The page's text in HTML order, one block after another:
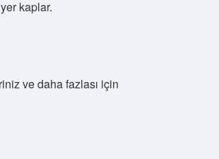
kaplar.
ve daha fazlası için